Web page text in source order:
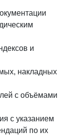
и
накладных
с объёмами
с указанием
по их